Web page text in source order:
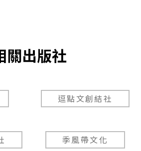
關出版社
逗點文創結社
季風帶文化